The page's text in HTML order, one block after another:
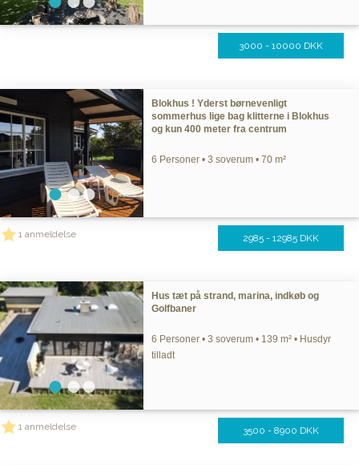
3000 - 10000 DKK
Blokhus ! Yderst børnevenligt
sommerhus lige bag klitterne i Blokhus
og kun 400 meter fra centrum
6 Personer • 3 soverum • 70 m²
1 anmeldelse 2985 - 12985 DKK
Hus tæt på strand, marina, indkøb og
Golfbaner
6 Personer • 3 soverum • 139 m² • Husdyr
tilladt
1 anmeldelse 3500 - 8900 DKK